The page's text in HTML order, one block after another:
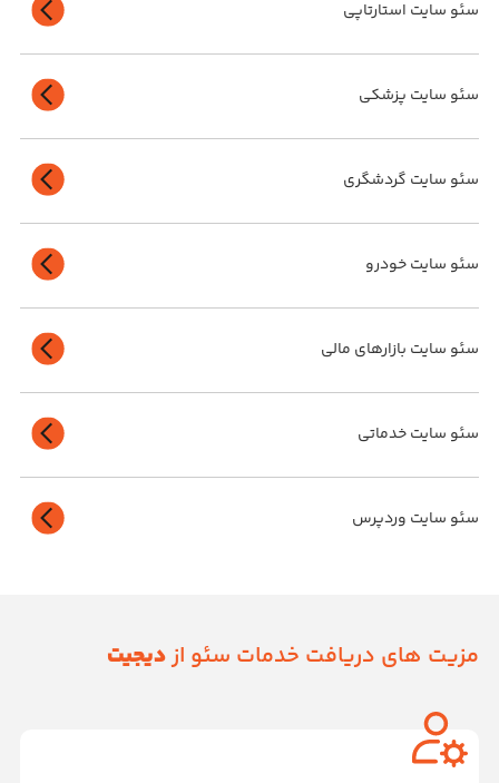
سئو سایت استارتاپی
سئو سایت پزشکی
سئو سایت گردشگری
سئو سایت خودرو
سئو سایت بازارهای مالی
سئو سایت خدماتی
سئو سایت وردپرس
مزیت های دریافت خدمات سئو ازدیجیت